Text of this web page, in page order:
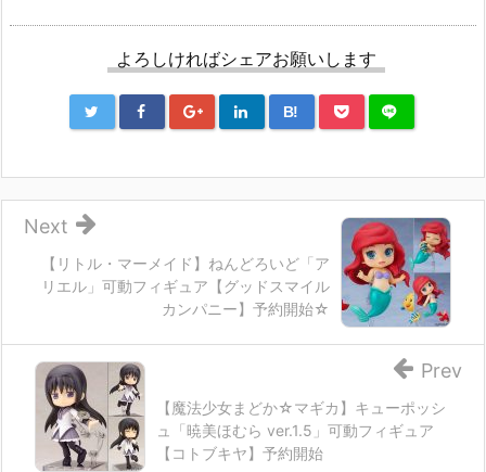
よろしければシェアお願いします
B!
【リトル・マーメイド】ねんどろいど「ア
リエル」可動フィギュア【グッドスマイル
カンパニー】予約開始☆
Next
【魔法少女まどか☆マギカ】キューポッシ
ュ「暁美ほむら ver.1.5」可動フィギュア
【コトブキヤ】予約開始
Prev